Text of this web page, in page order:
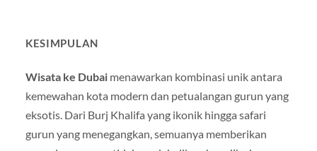
KESIMPULAN
Wisata ke Dubaimenawarkan kombinasi unik antara
kemewahan kota modern dan petualangan gurun yang
eksotis. Dari Burj Khalifa yang ikonik hingga safari
gurun yang menegangkan, semuanya memberikan